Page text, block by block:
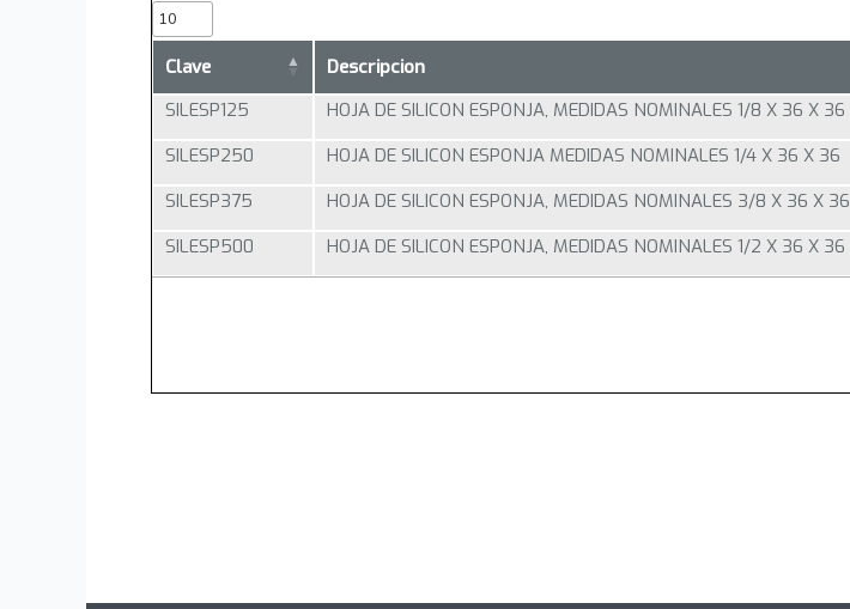
Clave Descripcion
SILESP125
HOJA DE SILICON ESPONJA, MEDIDAS NOMINALES 1/8 X 36 X 36
SILESP250 HOJA DE SILICON ESPONJA MEDIDAS NOMINALES 1/4 X 36 X 36
SILESP375 HOJA DE SILICON ESPONJA, MEDIDAS NOMINALES 3/8 X 36 X 36
SILESP500 HOJA DE SILICON ESPONJA, MEDIDAS NOMINALES 1/2 X 36 X 36